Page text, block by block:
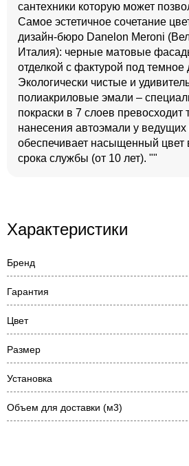
сантехники которую может
Самое эстетичное сочетание
дизайн-бюро Danelon Meroni
Италия): черные матовые
отделкой с фактурой под темное
Экологически чистые и
полиакриловые эмали –
покраски в 7 слоев превосходит
нанесения автоэмали у
обеспечивает насыщенный цвет
срока службы (от 10 лет). ""
Характеристики
Бренд
Гарантия
Цвет
Размер
Установка
Объем для доставки (м3)